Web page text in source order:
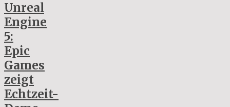
Unreal
Engine
5:
Epic
Games
zeigt
Echtzeit-